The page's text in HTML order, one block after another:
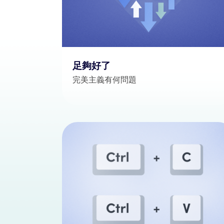
足夠好了
完美主義有何問題